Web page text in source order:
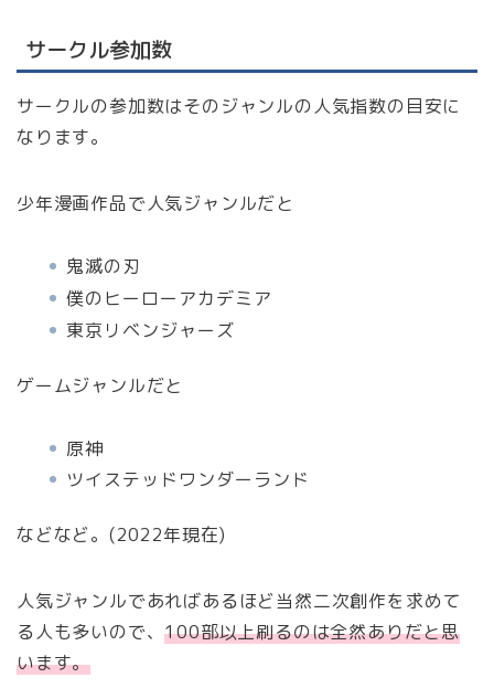
サークル参加数
サークルの参加数はそのジャンルの人気指数の目安に
なります。
少年漫画作品で人気ジャンルだと
鬼滅の刃
僕のヒーローアカデミア
東京リベンジャーズ
ゲームジャンルだと
原神
ツイステッドワンダーランド
などなど。(2022年現在)
人気ジャンルであればあるほど当然二次創作を求めて
る人も多いので、100部以上刷るのは全然ありだと思
います。